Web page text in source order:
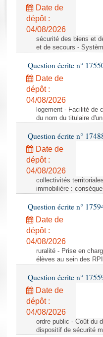
Rapports législatifs
Rapports sur l'application
Baromètre de l’application
Dossiers législatifs
Budget et sécurité sociale
Questions écrites et orales
Comptes rendus des débats
Date de
dépôt :
04/08/2026
sécurité des biens et
et de secours -
Question écrite n°
Date de
dépôt :
04/08/2026
logement - Facilité de
du nom du titulaire
Question écrite n°
Date de
dépôt :
04/08/2026
collectivités
immobilière :
Question écrite n°
Date de
dépôt :
04/08/2026
ruralité - Prise en
élèves au sein des RPI
Question écrite n°
Date de
dépôt :
04/08/2026
ordre public - Coût du
dispositif de sécurité